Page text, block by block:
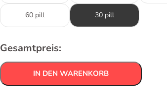
60 pill 30 pill
Gesamtpreis:
IN DEN WARENKORB